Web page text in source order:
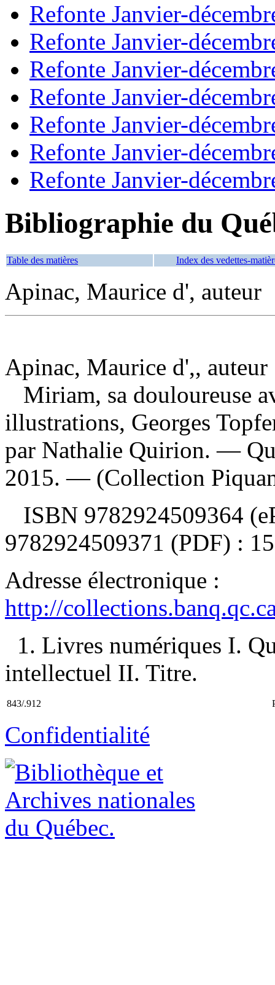
Refonte Janvier-
Refonte Janvier-
Refonte Janvier-
Refonte Janvier-
Refonte Janvier-
Refonte Janvier-
Refonte Janvier-
Bibliographie du
Table des matières Index des vedettes-
Apinac, Maurice d', auteur
Apinac, Maurice d',, auteur
Miriam, sa douloureuse
illustrations, Georges
par Nathalie Quirion. —
2015. — (Collection
ISBN 9782924509364
9782924509371 (PDF) :
Adresse électronique :
http://
1. Livres numériques I.
intellectuel II. Titre.
843/.912
Confidentialité